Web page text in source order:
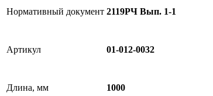
Нормативный документ 2119РЧ Вып. 1-1
Артикул 01-012-0032
Длина, мм 1000